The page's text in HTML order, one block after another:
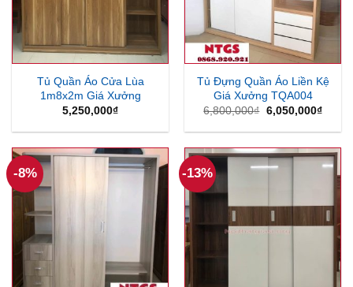
Tủ Quần Áo Cửa Lùa
1m8x2m Giá Xưởng
5,250,000₫
Tủ Đựng Quần Áo Liền Kệ
Giá Xưởng TQA004
6,800,000₫ Giá
là:
6,050,000₫Giá
tại
-8% -13%